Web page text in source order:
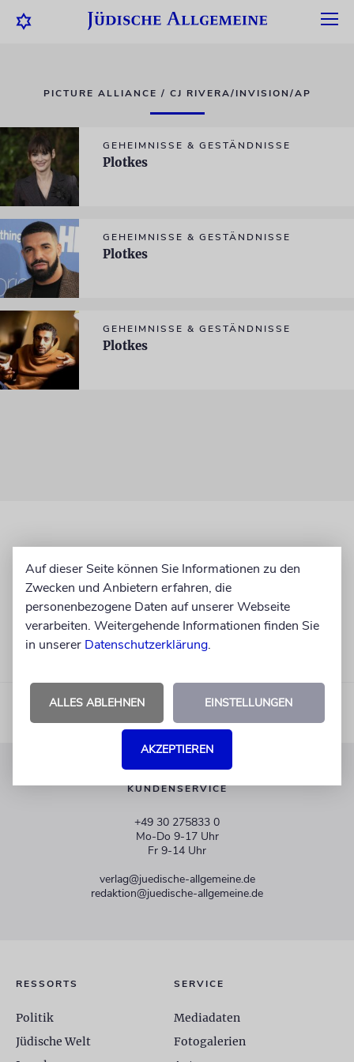
PICTURE ALLIANCE / CJ RIVERA/INVISION/AP
GEHEIMNISSE & GESTÄNDNISSE
Plotkes
GEHEIMNISSE & GESTÄNDNISSE
Plotkes
GEHEIMNISSE & GESTÄNDNISSE
Plotkes
KUNDENSERVICE
+49 30 275833 0
Mo-Do 9-17 Uhr
Fr 9-14 Uhr
verlag@juedische-allgemeine.de
redaktion@juedische-allgemeine.de
RESSORTS
Politik
Jüdische Welt
SERVICE
Mediadaten
Fotogalerien
Auf dieser Seite können Sie Informationen zu den
Zwecken und Anbietern erfahren, die
personenbezogene Daten auf unserer Webseite
verarbeiten. Weitergehende Informationen finden Sie
in unserer Datenschutzerklärung.
ALLES ABLEHNEN EINSTELLUNGEN
AKZEPTIEREN